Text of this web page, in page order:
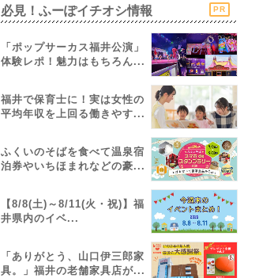
必見！ふーぽイチオシ情報 PR
「ポップサーカス福井公演」
体験レポ！魅力はもちろん...
福井で保育士に！実は女性の
平均年収を上回る働きやす...
ふくいのそばを食べて温泉宿
泊券やいちほまれなどの豪...
【8/8(土)～8/11(火・祝)】福
井県内のイベ...
「ありがとう、山口伊三郎家
具。」福井の老舗家具店が...